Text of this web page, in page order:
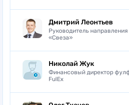
Дмитрий Леонтьев
Руководитель
«Свеза»
Николай Жук
Финансовый директор
FulEx